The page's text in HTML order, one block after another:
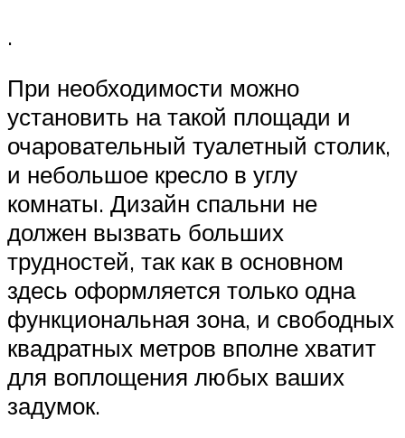
.
При необходимости можно
установить на такой площади и
очаровательный туалетный столик,
и небольшое кресло в углу
комнаты. Дизайн спальни не
должен вызвать больших
трудностей, так как в основном
здесь оформляется только одна
функциональная зона, и свободных
квадратных метров вполне хватит
для воплощения любых ваших
задумок.